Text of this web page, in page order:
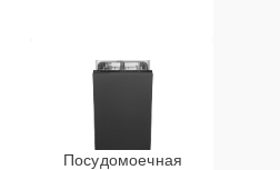
Посудомоечная